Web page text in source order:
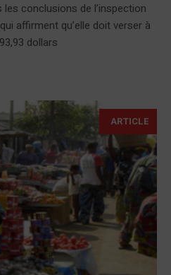
conclusions de l’inspection
affirment qu’elle doit verser à
dollars
ARTICLE